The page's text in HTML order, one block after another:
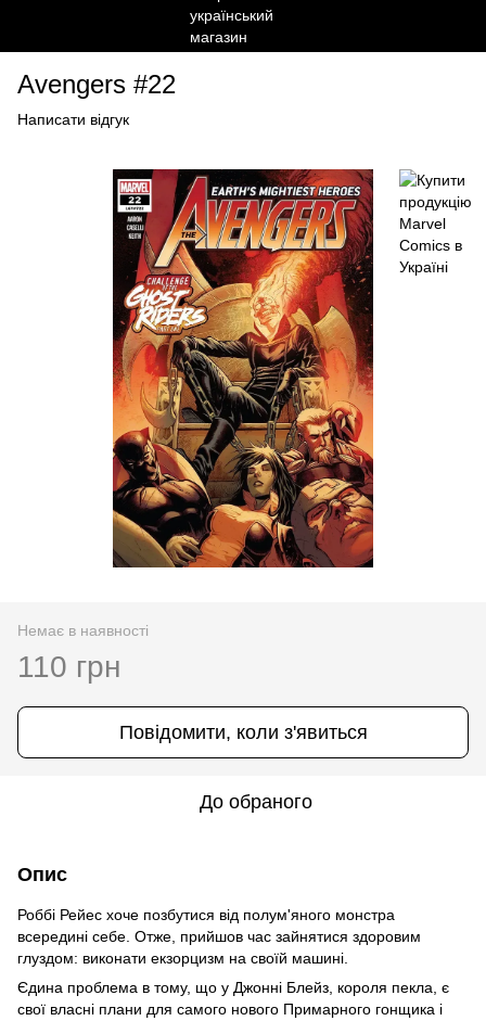
Avengers #22
Написати відгук
Немає в наявності
110 грн
Повідомити, коли з'явиться
До обраного
Опис
Роббі Рейес хоче позбутися від полум'яного монстра
всередині себе. Отже, прийшов час зайнятися здоровим
глуздом: виконати екзорцизм на своїй машині.
Єдина проблема в тому, що у Джонні Блейз, короля пекла, є
свої власні плани для самого нового Примарного гонщика і